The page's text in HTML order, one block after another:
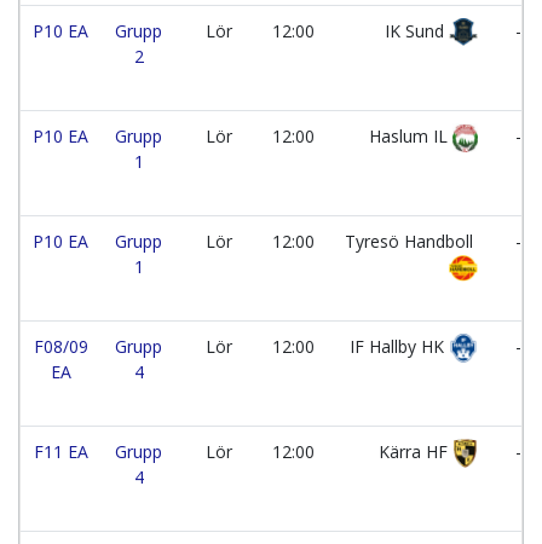
P10 EA
Grupp
2
Lör 12:00 IK Sund -
P10 EA
Grupp
1
Lör 12:00 Haslum IL -
P10 EA
Grupp
1
Lör 12:00 Tyresö Handboll -
F08/09
EA
Grupp
4
Lör 12:00 IF Hallby HK -
F11 EA
Grupp
4
Lör 12:00 Kärra HF -